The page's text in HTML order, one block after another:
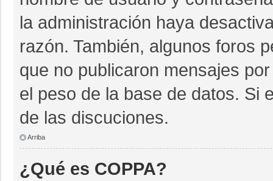
la administración haya
razón. También, algunos foros
que no publicaron mensajes
el peso de la base de datos. Si
de las discuciones.
Arriba
¿Qué es COPPA?